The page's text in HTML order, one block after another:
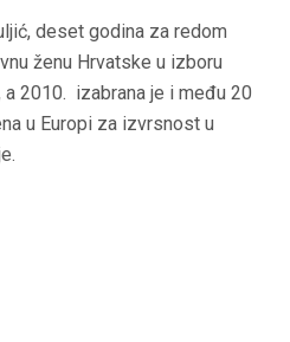
deset godina za redom
ženu Hrvatske u izboru
2010. izabrana je i među 20
u Europi za izvrsnost u